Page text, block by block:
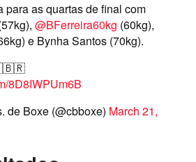
para as quartas de final com
@BFerreira60kg (60kg),
e Bynha Santos (70kg).
8D8IWPUm6B
de Boxe (@cbboxe) March 21,